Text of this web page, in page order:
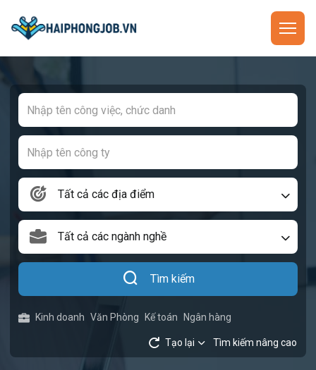
Tất cả các địa điểm
Tất cả các ngành nghề
Tìm kiếm
Kinh doanh Văn Phòng Kế toán Ngân hàng
Tạo lại Tìm kiếm nâng cao